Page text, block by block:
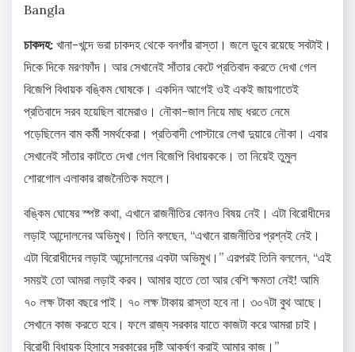
Bangla
চাকদহ: খানা-খন্দে ভরা চাকদহ থেকে বনগাঁর রাস্তা। জলে ডুবে রয়েছে সবটাই।
দিকে দিকে মরণফাঁদ। আর সেখানেই সাঁতার কেটে প্রতিবাদ করতে দেখা গেল
বিজেপি বিধায়ক বঙ্কিম ঘোষকে। একদিন আগেই ওই একই জায়গাতেই
প্রতিবাদে সরব হয়েছিল বামেরাও। নৌকা-জাল নিয়ে মাছ ধরতে নেমে
পড়েছিলেন বাম কর্মী সমর্থকেরা। প্রতিবাদী পোস্টারে লেখা দুয়ারে নৌকা। এবার
সেখানেই সাঁতার কাটতে দেখা গেল বিজেপি বিধায়ককে। তা নিয়েই তুমুল
শোরগোল এলাকার রাজনৈতিক মহলে।
বঙ্কিম ঘোষের স্পষ্ট কথা, এখানে রাজনীতির কোনও বিষয় নেই। এটা বিরোধীদের
লড়াই আন্দোলনের অভিমুখ। তিনি বলছেন, “এখানে রাজনীতির প্রশ্নই নেই।
এটা বিরোধীদের লড়াই আন্দোলনের একটা অভিমুখ।” এরপরই তিনি বললেন, “এই
সময়ই তো আমরা লড়াই করব। আমার হাতে তো আর বেশি ক্ষমতা নেই! আমি
৭০ লক্ষ টাকা বছরে পাই। ৭০ লক্ষ টাকায় রাস্তা হবে না। ৩০৭টা বুথ আছে।
সেখানে কাজ করতে হবে। ফলে রাজ্য সরকার যাতে কাজটা করে আমরা চাই।
বিরোধী বিধায়ক হিসাবে সরকারের দৃষ্টি আকর্ষণ করাই আমার কাজ।”